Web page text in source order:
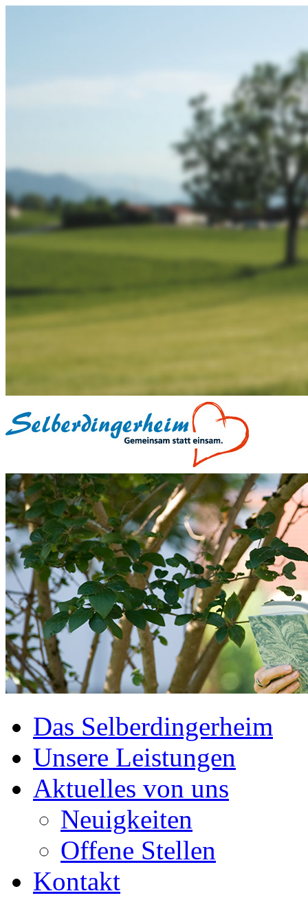
Das Selberdingerheim
Unsere Leistungen
Aktuelles von uns
Neuigkeiten
Offene Stellen
Kontakt